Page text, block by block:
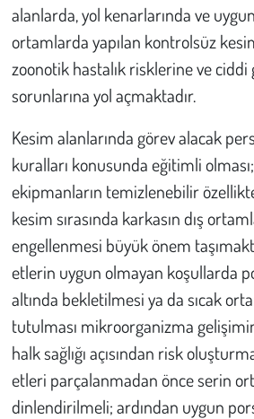
alanlarda, yol kenarlarında ve
ortamlarda yapılan kontrolsüz
zoonotik hastalık risklerine ve ciddi
sorunlarına yol açmaktadır.
Kesim alanlarında görev alacak
kuralları konusunda eğitimli
ekipmanların temizlenebilir
kesim sırasında karkasın dış
engellenmesi büyük önem
etlerin uygun olmayan koşullarda
altında bekletilmesi ya da sıcak
tutulması mikroorganizma
halk sağlığı açısından risk
etleri parçalanmadan önce serin
dinlendirilmeli; ardından uygun